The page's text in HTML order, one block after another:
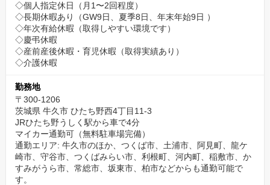
◇個人指定休日（月1〜2回程度）
◇長期休暇あり（GW9日、夏季8日、年末年始9日 ）
◇年次有給休暇（取得しやすい環境です）
◇慶弔休暇
◇産前産後休暇・育児休暇（取得実績あり）
◇介護休暇
勤務地
〒300-1206
茨城県 牛久市 ひたち野西4丁目11-3
JRひたち野うしく駅から車で4分
マイカー通勤可（無料駐車場完備）
通勤エリア: 牛久市のほか、つくば市、土浦市、阿見町、龍ケ
崎市、守谷市、つくばみらい市、利根町、河内町、稲敷市、か
すみがうら市、常総市、坂東市、柏市などからも通勤可能で
す。